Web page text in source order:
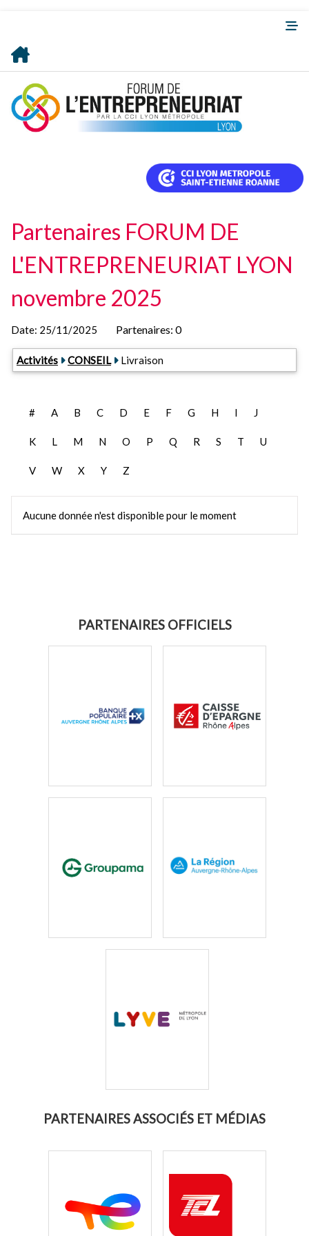
Partenaires FORUM DE
L'ENTREPRENEURIAT LYON
novembre 2025
Date: 25/11/2025 Partenaires: 0
Activités CONSEIL Livraison
# A B C D E F G H I J
K L M N O P Q R S T U
V W X Y Z
Aucune donnée n'est disponible pour le moment
PARTENAIRES OFFICIELS
PARTENAIRES ASSOCIÉS ET MÉDIAS